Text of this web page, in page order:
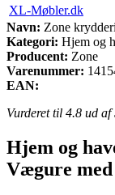
XL-Møbler.dk
Navn: Zone
Kategori: Hjem og
Producent: Zone
Varenummer:
EAN:
Vurderet til 4.8 ud af
Hjem og
Vægure